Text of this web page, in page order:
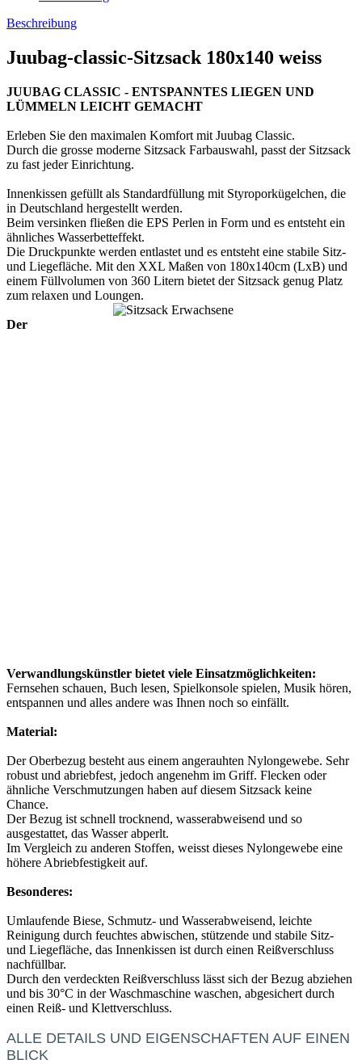
Beschreibung
Juubag-classic-Sitzsack 180x140 weiss
JUUBAG CLASSIC - ENTSPANNTES LIEGEN UND
LÜMMELN LEICHT GEMACHT
Erleben Sie den maximalen Komfort mit Juubag Classic.
Durch die grosse moderne Sitzsack Farbauswahl, passt der Sitzsack
zu fast jeder Einrichtung.
Innenkissen gefüllt als Standardfüllung mit Styroporkügelchen, die
in Deutschland hergestellt werden.
Beim versinken fließen die EPS Perlen in Form und es entsteht ein
ähnliches Wasserbetteffekt.
Die Druckpunkte werden entlastet und es entsteht eine stabile Sitz-
und Liegefläche. Mit den XXL Maßen von 180x140cm (LxB) und
einem Füllvolumen von 360 Litern bietet der Sitzsack genug Platz
zum relaxen und Loungen.
Der
Verwandlungskünstler bietet viele Einsatzmöglichkeiten:
Fernsehen schauen, Buch lesen, Spielkonsole spielen, Musik hören,
entspannen und alles andere was Ihnen noch so einfällt.
Material:
Der Oberbezug besteht aus einem angerauhten Nylongewebe. Sehr
robust und abriebfest, jedoch angenehm im Griff. Flecken oder
ähnliche Verschmutzungen haben auf diesem Sitzsack keine
Chance.
Der Bezug ist schnell trocknend, wasserabweisend und so
ausgestattet, das Wasser abperlt.
Im Vergleich zu anderen Stoffen, weisst dieses Nylongewebe eine
höhere Abriebfestigkeit auf.
Besonderes:
Umlaufende Biese, Schmutz- und Wasserabweisend, leichte
Reinigung durch feuchtes abwischen, stützende und stabile Sitz-
und Liegefläche, das Innenkissen ist durch einen Reißverschluss
nachfüllbar.
Durch den verdeckten Reißverschluss lässt sich der Bezug abziehen
und bis 30°C in der Waschmaschine waschen, abgesichert durch
einen Reiß- und Klettverschluss.
ALLE DETAILS UND EIGENSCHAFTEN AUF EINEN
BLICK